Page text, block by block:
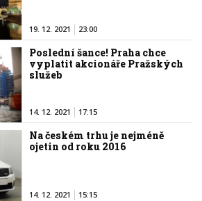
19. 12. 2021 23:00
Poslední šance! Praha chce
vyplatit akcionáře Pražských
služeb
14. 12. 2021 17:15
Na českém trhu je nejméně
ojetin od roku 2016
14. 12. 2021 15:15